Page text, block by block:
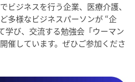
ビジネスを行う企業、医療介護、
多様なビジネスパーソンが “企
学び、交流する勉強会「ウーマン
催しています。ぜひご参加くださ